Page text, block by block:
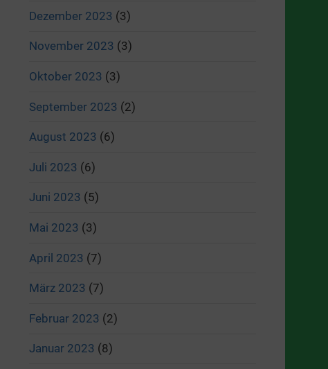
Dezember 2023 (3)
November 2023 (3)
Oktober 2023 (3)
September 2023 (2)
August 2023 (6)
Juli 2023 (6)
Juni 2023 (5)
Mai 2023 (3)
April 2023 (7)
März 2023 (7)
Februar 2023 (2)
Januar 2023 (8)